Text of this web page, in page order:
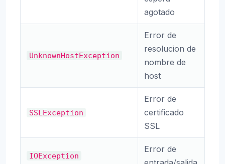
agotado
UnknownHostException
Error de
resolucion de
nombre de
host
SSLException
Error de
certificado
SSL
IOException
Error de